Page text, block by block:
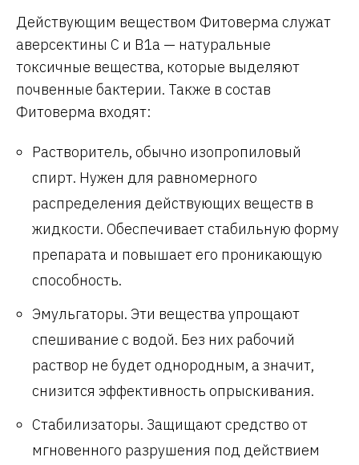
Действующим веществом Фитоверма служат
аверсектины С и В1а — натуральные
токсичные вещества, которые выделяют
почвенные бактерии. Также в состав
Фитоверма входят:
Растворитель, обычно изопропиловый
спирт. Нужен для равномерного
распределения действующих веществ в
жидкости. Обеспечивает стабильную форму
препарата и повышает его проникающую
способность.
Эмульгаторы. Эти вещества упрощают
спешивание с водой. Без них рабочий
раствор не будет однородным, а значит,
снизится эффективность опрыскивания.
Стабилизаторы. Защищают средство от
мгновенного разрушения под действием